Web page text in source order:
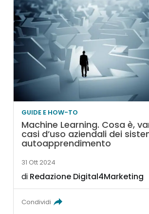
GUIDE E HOW-TO
Machine Learning. Cosa è,
casi d’uso aziendali dei
autoapprendimento
31 Ott 2024
di Redazione Digital4Marketing
Condividi